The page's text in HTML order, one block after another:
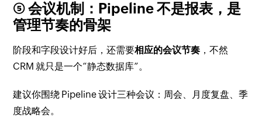
⑤ 会议机制：Pipeline 不是报表，是
管理节奏的骨架
阶段和字段设计好后，还需要相应的会议节奏 ，不然
CRM 就只是一个“静态数据库”。
建议你围绕 Pipeline 设计三种会议：周会、月度复盘、季
度战略会。